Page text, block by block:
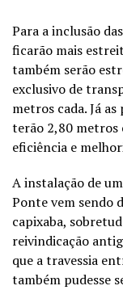
Para a inclusão
ficarão mais
também serão
exclusivo de
metros cada. Já
terão 2,80 metros
eficiência e
A instalação de
Ponte vem sendo
capixaba,
reivindicação
que a travessia
também pudesse